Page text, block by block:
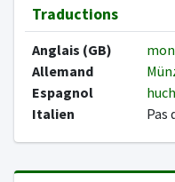
Traductions
Anglais (GB)
Allemand
Espagnol
Italien
Pas